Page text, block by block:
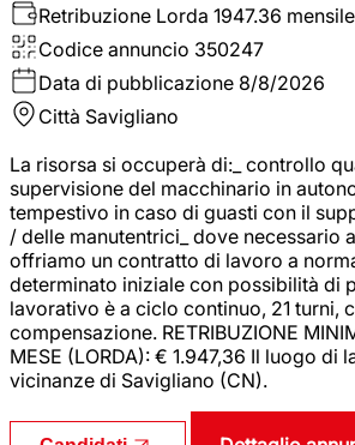
Retribuzione Lorda 1947.36 mensile
Codice annuncio 350247
Data di pubblicazione 8/8/2026
Città Savigliano
La risorsa si occuperà di:_ controllo
supervisione del macchinario in
tempestivo in caso di guasti con il
/ delle manutentrici_ dove necessario
offriamo un contratto di lavoro a
determinato iniziale con possibilità di
lavorativo è a ciclo continuo, 21 turni,
compensazione. RETRIBUZIONE
MESE (LORDA): € 1.947,36 Il luogo di
vicinanze di Savigliano (CN).